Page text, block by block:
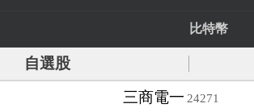
比特幣
自選股
三商電一 24271